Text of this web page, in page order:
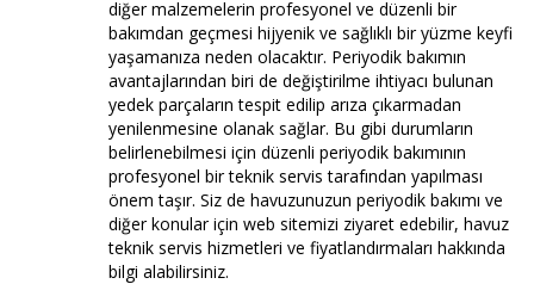
diğer malzemelerin profesyonel ve düzenli bir
bakımdan geçmesi hijyenik ve sağlıklı bir yüzme keyfi
yaşamanıza neden olacaktır. Periyodik bakımın
avantajlarından biri de değiştirilme ihtiyacı bulunan
yedek parçaların tespit edilip arıza çıkarmadan
yenilenmesine olanak sağlar. Bu gibi durumların
belirlenebilmesi için düzenli periyodik bakımının
profesyonel bir teknik servis tarafından yapılması
önem taşır. Siz de havuzunuzun periyodik bakımı ve
diğer konular için web sitemizi ziyaret edebilir, havuz
teknik servis hizmetleri ve fiyatlandırmaları hakkında
bilgi alabilirsiniz.